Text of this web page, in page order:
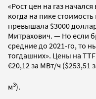
«Рост цен на газ
когда на пике
превышала $3000
Митрахович. — Но если
средние до 2021-го, то
тогдашних». Цены на
€20,12 за МВт/ч ($253,51
м3).